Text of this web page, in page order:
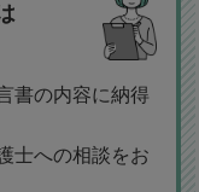
書の内容に納得
士への相談をお